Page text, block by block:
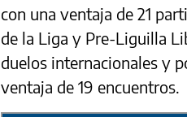
con una ventaja de 21
de la Liga y Pre-Liguilla
duelos internacionales y
ventaja de 19 encuentros.